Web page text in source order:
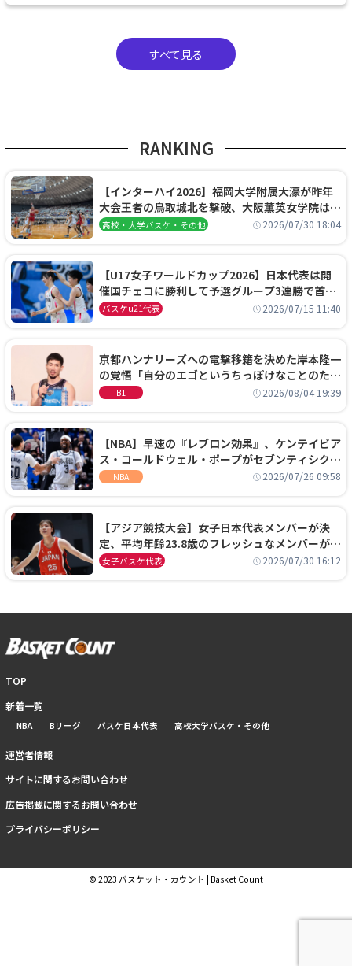
すべて見る
RANKING
【インターハイ2026】福岡大学附属大濠が昨年
大会王者の鳥取城北を撃破、大阪薫英女学院は岐
阜女子に完勝、大会3日目試合結果
高校・大学バスケ・その他 2026/07/30 18:04
【U17女子ワールドカップ2026】日本代表は開
催国チェコに勝利して予選グループ3連勝で首位
通過！準々決勝の相手はエジプトに決定
バスケu21代表 2026/07/15 11:40
京都ハンナリーズへの電撃移籍を決めた岸本隆一
の覚悟「自分のエゴというちっぽけなことのため
に、京都に来たわけではない」
B1 2026/08/04 19:39
【NBA】早速の『レブロン効果』、ケンテイビア
ス・コールドウェル・ポープがセブンティシクサ
ーズに1年契約で加入
NBA 2026/07/26 09:58
【アジア競技大会】女子日本代表メンバーが決
定、平均年齢23.8歳のフレッシュなメンバーが日
本開催の大舞台で頂点を狙う
女子バスケ代表 2026/07/30 16:12
TOP
新着一覧
NBA Bリーグ バスケ日本代表 高校大学バスケ・その他
運営者情報
サイトに関するお問い合わせ
広告掲載に関するお問い合わせ
プライバシーポリシー
© 2023 バスケット・カウント | Basket Count